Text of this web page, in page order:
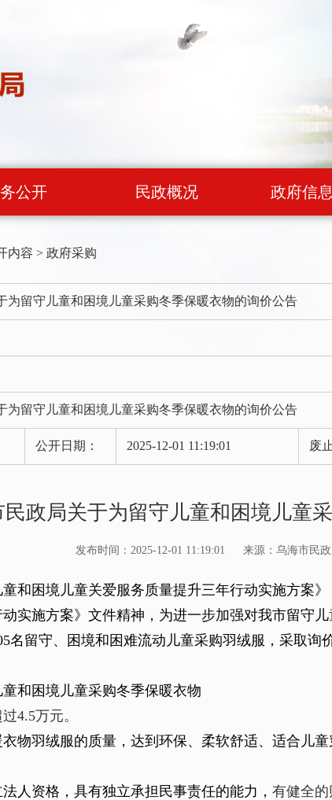
公开 民政概况 政府信
内容 > 政府采购
为留守儿童和困境儿童采购冬季保暖衣物的询价公告
为留守儿童和困境儿童采购冬季保暖衣物的询价公告
公开日期： 2025-12-01 11:19:01 废
民政局关于为留守儿童和困境儿童
发布时间：2025-12-01 11:19:01 来源：乌海市民
和困境儿童关爱服务质量提升三年行动实施方案》
实施方案》文件精神 ， 为进一步加强对我市留守儿
名留守、 困境和困难流动儿童采购羽绒服 ，采取询
和 困境儿童采购冬季保暖衣物
4.5万元。
物羽绒服的质量，达到环保、柔软舒适、适合儿
人资格，具有独立承担民事责任的能力， 有健全的